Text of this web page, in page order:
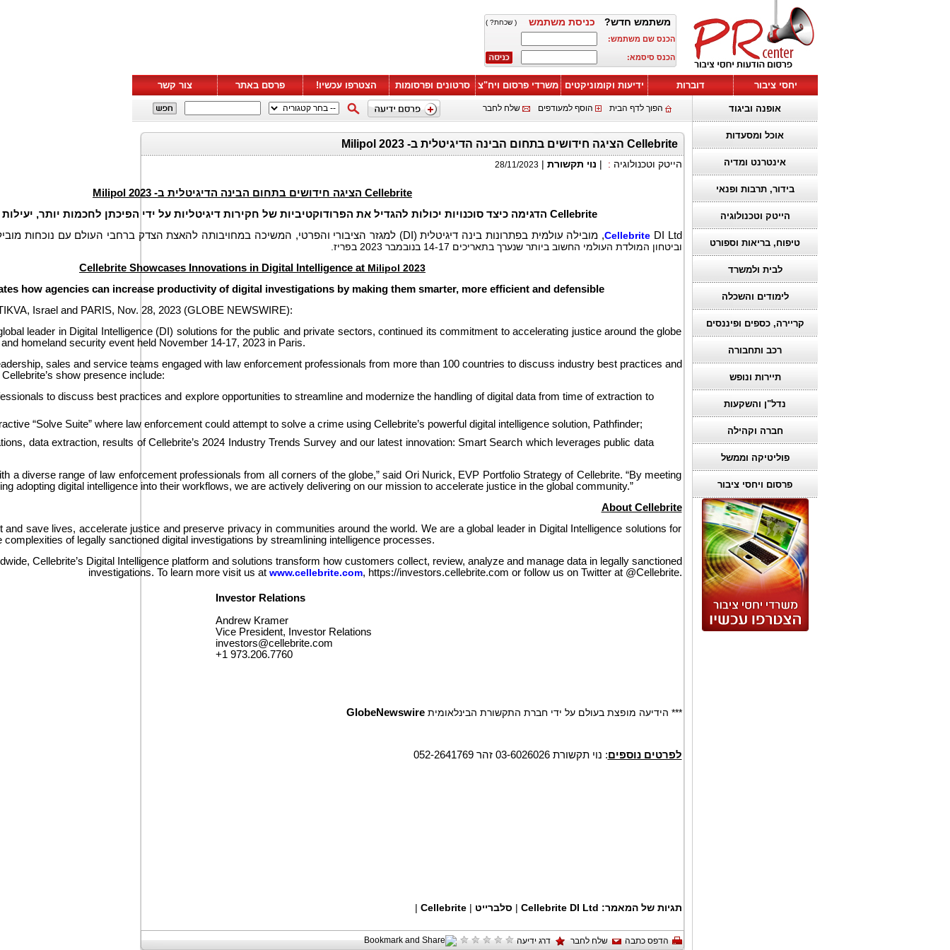
משתמש חדש? כניסת משתמש ( שכחת? )
הכנס שם משתמש:
הכנס סיסמא:
יחסי ציבור דוברות ידיעות וקומוניקטים משרדי פרסום ויח"צ סרטונים ופרסומות הצטרפו עכשיו! פרסם באתר צור קשר
אופנה וביגוד
אוכל ומסעדות
אינטרנט ומדיה
בידור, תרבות ופנאי
הייטק וטכנולוגיה
טיפוח, בריאות וספורט
לבית ולמשרד
לימודים והשכלה
קריירה, כספים ופיננסים
רכב ותחבורה
תיירות ונופש
נדל"ן והשקעות
חברה וקהילה
פוליטיקה וממשל
פרסום ויחסי ציבור
הפוך לדף הבית הוסף למעודפים שלח לחבר
Cellebrite הציגה חידושים בתחום הבינה הדיגיטלית ב- Milipol 2023
הייטק וטכנולוגיה :
| נוי תקשורת |
28/11/2023
Cellebrite הציגה חידושים בתחום הבינה הדיגיטלית ב-
Milipol 2023
Cellebrite הדגימה כיצד סוכנויות יכולות להגדיל את הפרודוקטיביות של חקירות דיגיטליות על ידי הפיכתן לחכמות יותר, יעילות יותר וניתנות להגנה
Cellebrite DI Ltd, מובילה עולמית בפתרונות בינה דיגיטלית (DI) למגזר הציבורי והפרטי, המשיכה במחויבותה להאצת הצדק ברחבי העולם עם נוכחות מובילה במיליפול (
וביטחון המולדת העולמי החשוב ביותר שנערך בתאריכים 14-17 בנובמבר 2023 בפריז.
Cellebrite Showcases Innovations in Digital Intelligence at Milipol 2023
how agencies can increase productivity of digital investigations by making them smarter, more efficient and defensible
Israel and PARIS, Nov. 28, 2023 (GLOBE NEWSWIRE):
leader in Digital Intelligence (DI) solutions for the public and private sectors, continued its commitment to accelerating justice around the globe
homeland security event held November 14-17, 2023 in Paris.
sales and service teams engaged with law enforcement professionals from more than 100 countries to discuss industry best practices and
show presence include:
to discuss best practices and explore opportunities to streamline and modernize the handling of digital data from time of extraction to
“Solve Suite” where law enforcement could attempt to solve a crime using Cellebrite’s powerful digital intelligence solution, Pathfinder;
data extraction, results of Cellebrite’s 2024 Industry Trends Survey and our latest innovation: Smart Search which leverages public data
a diverse range of law enforcement professionals from all corners of the globe,” said Ori Nurick, EVP Portfolio Strategy of Cellebrite. “By meeting
adopting digital intelligence into their workflows, we are actively delivering on our mission to accelerate justice in the global community.”
About Cellebrite
save lives, accelerate justice and preserve privacy in communities around the world. We are a global leader in Digital Intelligence solutions for
of legally sanctioned digital investigations by streamlining intelligence processes.
Cellebrite’s Digital Intelligence platform and solutions transform how customers collect, review, analyze and manage data in legally sanctioned
investigations. To learn more visit us at www.cellebrite.com, https://investors.cellebrite.com or follow us on Twitter at @Cellebrite.
Investor Relations
Andrew Kramer
Vice President, Investor Relations
investors@cellebrite.com
+1 973.206.7760
*** הידיעה מופצת בעולם על ידי חברת התקשורת הבינלאומיתGlobeNewswire
לפרטים נוספים: נוי תקשורת 03-6026026 זהר 052-2641769
תגיות של המאמר: Cellebrite DI Ltd
| סלברייט |
Cellebrite
|
הדפס כתבה שלח לחבר דרג ידיעה